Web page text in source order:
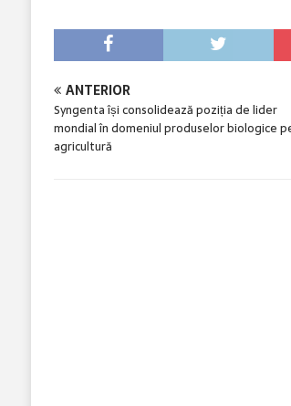
ANTERIOR
Syngenta își consolidează poziția de lider
mondial în domeniul produselor biologice
agricultură